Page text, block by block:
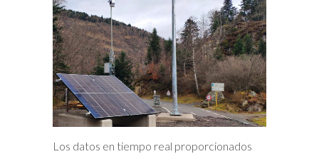
Los datos en tiempo real proporcionados